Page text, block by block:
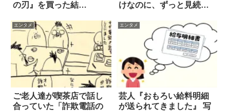
の刃』を買った結
けなのに、ずっと見続け
エンタメ
ご老人達が喫茶店で話し
合っていた「詐欺電話の
エンタメ
芸人『おもろい給料明細
が送られてきました』 写